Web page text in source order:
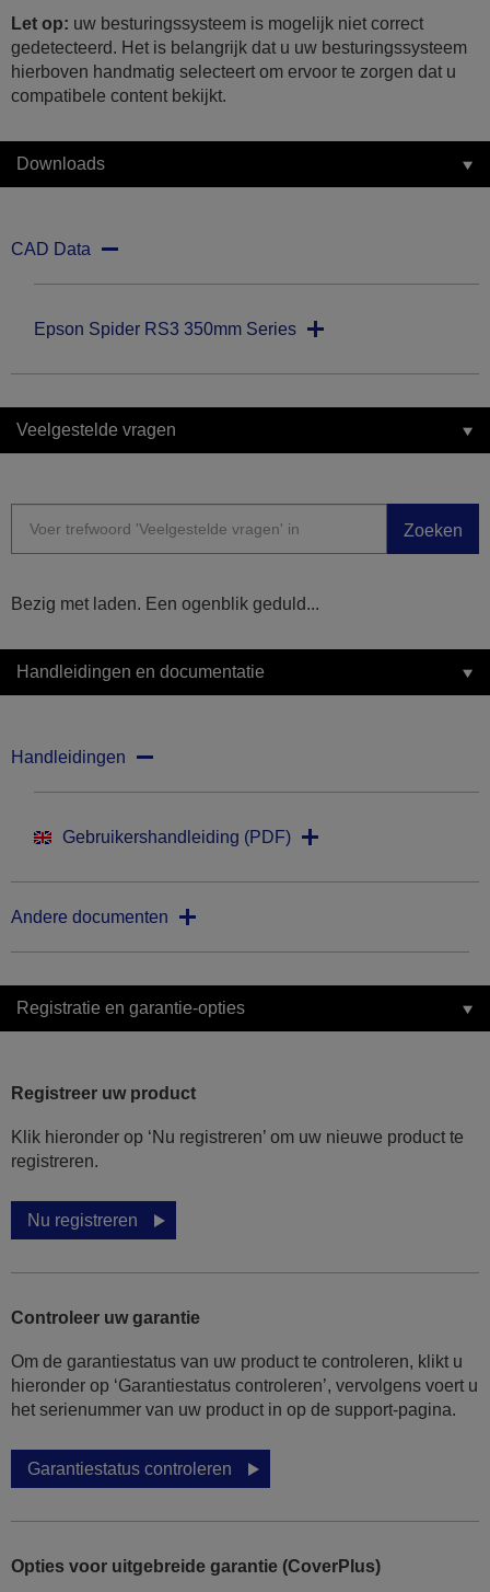
Let op: uw besturingssysteem is mogelijk niet correct
gedetecteerd. Het is belangrijk dat u uw besturingssysteem
hierboven handmatig selecteert om ervoor te zorgen dat u
compatibele content bekijkt.
Downloads
CAD Data
Epson Spider RS3 350mm Series
Veelgestelde vragen
Zoeken
Bezig met laden. Een ogenblik geduld...
Handleidingen en documentatie
Handleidingen
Gebruikershandleiding (PDF)
Andere documenten
Registratie en garantie-opties
Registreer uw product
Klik hieronder op ‘Nu registreren’ om uw nieuwe product te
registreren.
Nu registreren
Controleer uw garantie
Om de garantiestatus van uw product te controleren, klikt u
hieronder op ‘Garantiestatus controleren’, vervolgens voert u
het serienummer van uw product in op de support-pagina.
Garantiestatus controleren
Opties voor uitgebreide garantie (CoverPlus)